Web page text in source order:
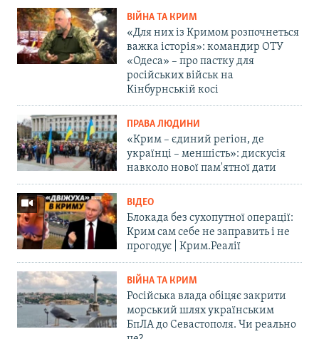
ВІЙНА ТА КРИМ
«Для них із Кримом розпочнеться
важка історія»: командир ОТУ
«Одеса» – про пастку для
російських військ на
Кінбурнській косі
ПРАВА ЛЮДИНИ
«Крим – єдиний регіон, де
українці – меншість»: дискусія
навколо нової пам'ятної дати
ВІДЕО
Блокада без сухопутної операції:
Крим сам себе не заправить і не
прогодує | Крим.Реалії
ВІЙНА ТА КРИМ
Російська влада обіцяє закрити
морський шлях українським
БпЛА до Севастополя. Чи реально